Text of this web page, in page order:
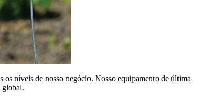
os níveis de nosso negócio. Nosso equipamento de última
global.